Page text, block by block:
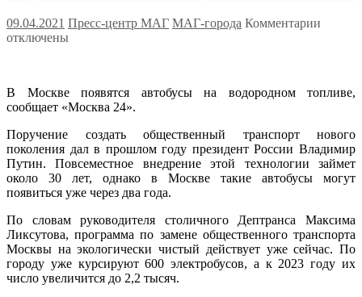
09.04.2021 Пресс-центр МАГ МАГ-города Комментарии
отключены
В Москве появятся автобусы на водородном топливе,
сообщает «Москва 24».
Поручение создать общественный транспорт нового
поколения дал в прошлом году президент России Владимир
Путин. Повсеместное внедрение этой технологии займет
около 30 лет, однако в Москве такие автобусы могут
появиться уже через два года.
По словам руководителя столичного Дептранса Максима
Ликсутова, программа по замене общественного транспорта
Москвы на экологически чистый действует уже сейчас. По
городу уже курсируют 600 электробусов, а к 2023 году их
число увеличится до 2,2 тысяч.